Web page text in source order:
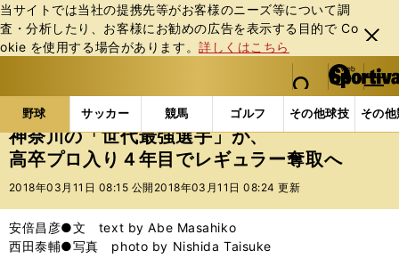
当サイトでは当社の提携先等がお客様のニーズ等について調
査・分析したり、お客様にお勧めの広告を表⽰する⽬的で Co
okie を使⽤する場合があります。詳しくはこちら
閉じ
る
web Sportiva (webスポルティーバ)
検索
マイペ
ー
ジ
メニュ
野球 サッカー 競馬 ゴルフ その他球技 その
b
ス
ポ
ル
バ
野球の記事一覧 プロ野球 神奈川の「世代最強選手
神奈川の「世代最強選手」が、
高卒プロ入り４年目でレギュラー奪取へ
2018年03月11日 08:15 公開 2018年03月11日 08:24 更新
安倍昌彦●文 text by Abe Masahiko
西田泰輔●写真 photo by Nishida Taisuke